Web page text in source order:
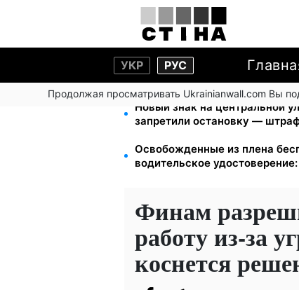
УКР РУС
Продолжая просматривать Ukrainianwall.com Вы
Новый знак на центральной
запретили остановку —
Освобожденные из плена
водительское
Финам
работу из-за
коснется